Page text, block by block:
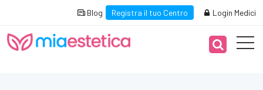
Blog Registra il tuo Centro Login Medici